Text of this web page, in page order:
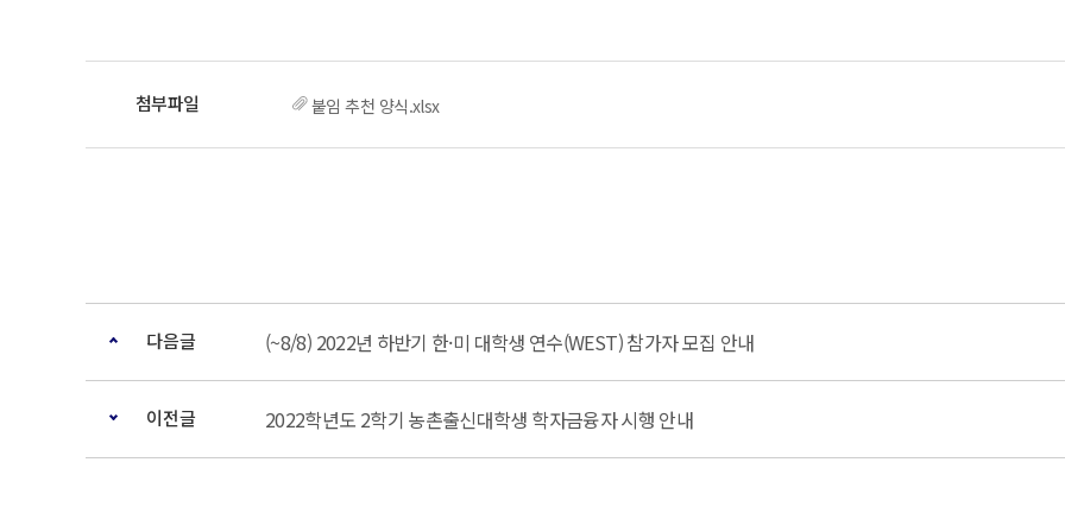
붙임 추천 양식.xlsx
다음글 (~8/8) 2022년 하반기 한·미 대학생 연수(WEST) 참가자 모집 안내
이전글 2022학년도 2학기 농촌출신대학생 학자금융자 시행 안내